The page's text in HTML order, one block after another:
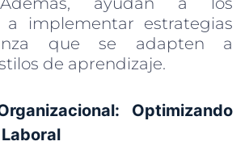
a implementar estrategias
que se adapten a
de aprendizaje.
Optimizando